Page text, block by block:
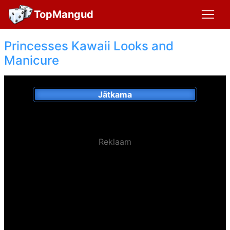
TopMangud
Princesses Kawaii Looks and
Manicure
Jätkama
Reklaam